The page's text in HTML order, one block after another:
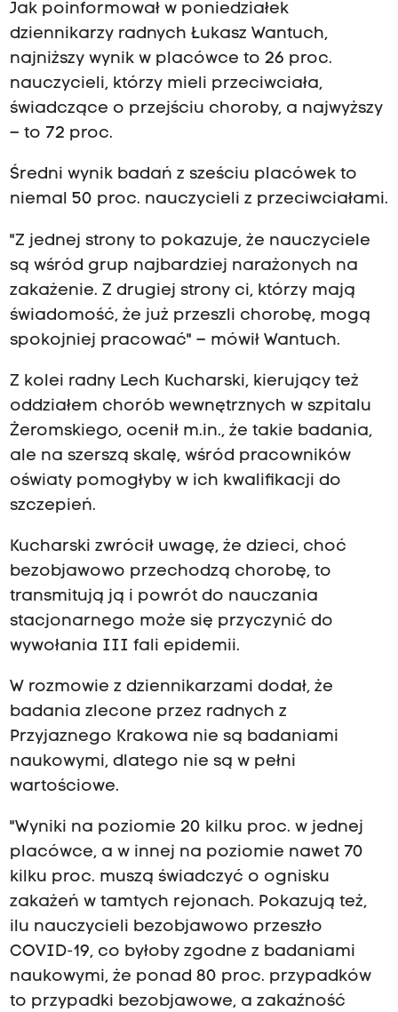
Jak poinformował w poniedziałek
dziennikarzy radnych Łukasz Wantuch,
najniższy wynik w placówce to 26 proc.
nauczycieli, którzy mieli przeciwciała,
świadczące o przejściu choroby, a najwyższy
– to 72 proc.
Średni wynik badań z sześciu placówek to
niemal 50 proc. nauczycieli z przeciwciałami.
"Z jednej strony to pokazuje, że nauczyciele
są wśród grup najbardziej narażonych na
zakażenie. Z drugiej strony ci, którzy mają
świadomość, że już przeszli chorobę, mogą
spokojniej pracować" – mówił Wantuch.
Z kolei radny Lech Kucharski, kierujący też
oddziałem chorób wewnętrznych w szpitalu
Żeromskiego, ocenił m.in., że takie badania,
ale na szerszą skalę, wśród pracowników
oświaty pomogłyby w ich kwalifikacji do
szczepień.
Kucharski zwrócił uwagę, że dzieci, choć
bezobjawowo przechodzą chorobę, to
transmitują ją i powrót do nauczania
stacjonarnego może się przyczynić do
wywołania III fali epidemii.
W rozmowie z dziennikarzami dodał, że
badania zlecone przez radnych z
Przyjaznego Krakowa nie są badaniami
naukowymi, dlatego nie są w pełni
wartościowe.
"Wyniki na poziomie 20 kilku proc. w jednej
placówce, a w innej na poziomie nawet 70
kilku proc. muszą świadczyć o ognisku
zakażeń w tamtych rejonach. Pokazują też,
ilu nauczycieli bezobjawowo przeszło
COVID-19, co byłoby zgodne z badaniami
naukowymi, że ponad 80 proc. przypadków
to przypadki bezobjawowe, a zakaźność